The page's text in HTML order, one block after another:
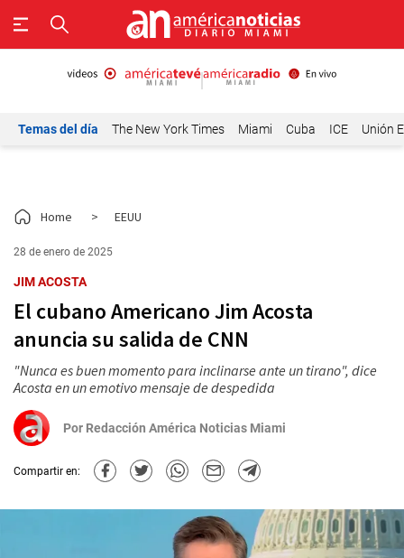
Temas del día The New York Times Miami Cuba ICE Unión
Home > EEUU
28 de enero de 2025
JIM ACOSTA
El cubano Americano Jim Acosta
anuncia su salida de CNN
"Nunca es buen momento para inclinarse ante un tirano", dice
Acosta en un emotivo mensaje de despedida
Por Redacción América Noticias Miami
Compartir en: